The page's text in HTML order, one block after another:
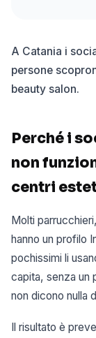
A Catania i
persone
beauty salon.
Perché i
non
centri
Molti
hanno un profilo
pochissimi li
capita, senza un
non dicono nulla
Il risultato è